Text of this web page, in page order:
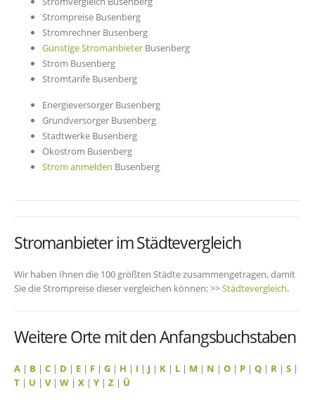
Strompreise Busenberg
Stromrechner Busenberg
Günstige Stromanbieter Busenberg
Strom Busenberg
Stromtarife Busenberg
Energieversorger Busenberg
Grundversorger Busenberg
Stadtwerke Busenberg
Ökostrom Busenberg
Strom anmelden Busenberg
Stromanbieter im Städtevergleich
Wir haben Ihnen die 100 größten Städte zusammengetragen, damit
Sie die Strompreise dieser vergleichen können: >>Städtevergleich.
Weitere Orte mit den Anfangsbuchstaben
A | B | C | D | E | F | G | H | I | J | K | L | M | N | O | P | Q | R | S |
T | U | V| W | X | Y | Z | Ü